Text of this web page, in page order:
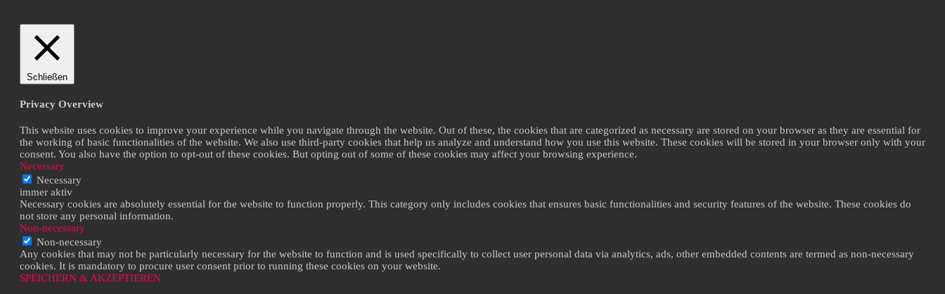
Schließen
Privacy Overview
This website uses cookies to improve your experience while you navigate through the website. Out of these, the cookies that are categorized as necessary are stored on your browser as they are essential for
the working of basic functionalities of the website. We also use third-party cookies that help us analyze and understand how you use this website. These cookies will be stored in your browser only with your
consent. You also have the option to opt-out of these cookies. But opting out of some of these cookies may affect your browsing experience.
Necessary
Necessary
immer aktiv
Necessary cookies are absolutely essential for the website to function properly. This category only includes cookies that ensures basic functionalities and security features of the website. These cookies do
not store any personal information.
Non-necessary
Non-necessary
Any cookies that may not be particularly necessary for the website to function and is used specifically to collect user personal data via analytics, ads, other embedded contents are termed as non-necessary
cookies. It is mandatory to procure user consent prior to running these cookies on your website.
SPEICHERN & AKZEPTIEREN